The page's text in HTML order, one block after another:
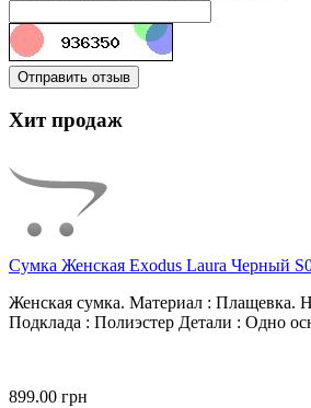
Отправить отзыв
Хит продаж
Сумка Женская Exodus Laura Черный
Женская сумка. Материал : Плащевка.
Подклада : Полиэстер Детали : Одно
899.00 грн